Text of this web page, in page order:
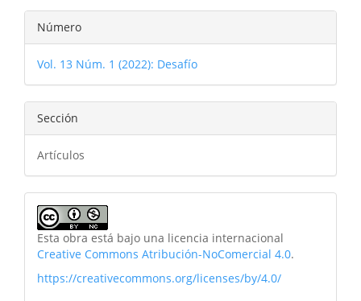
Número
Vol. 13 Núm. 1 (2022): Desafío
Sección
Artículos
Esta obra está bajo una licencia internacional
Creative Commons Atribución-NoComercial 4.0.
https://creativecommons.org/licenses/by/4.0/